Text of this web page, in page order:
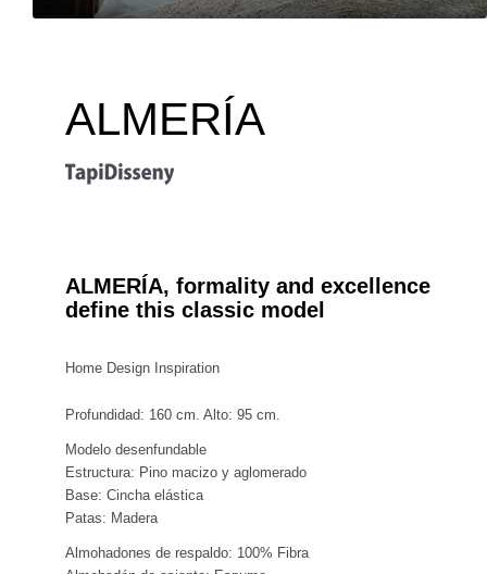
ALMERÍA
ALMERÍA, formality and excellence
define this classic model
Home Design Inspiration
Profundidad: 160 cm. Alto: 95 cm.
Modelo desenfundable
Estructura: Pino macizo y aglomerado
Base: Cincha elástica
Patas: Madera
Almohadones de respaldo: 100% Fibra